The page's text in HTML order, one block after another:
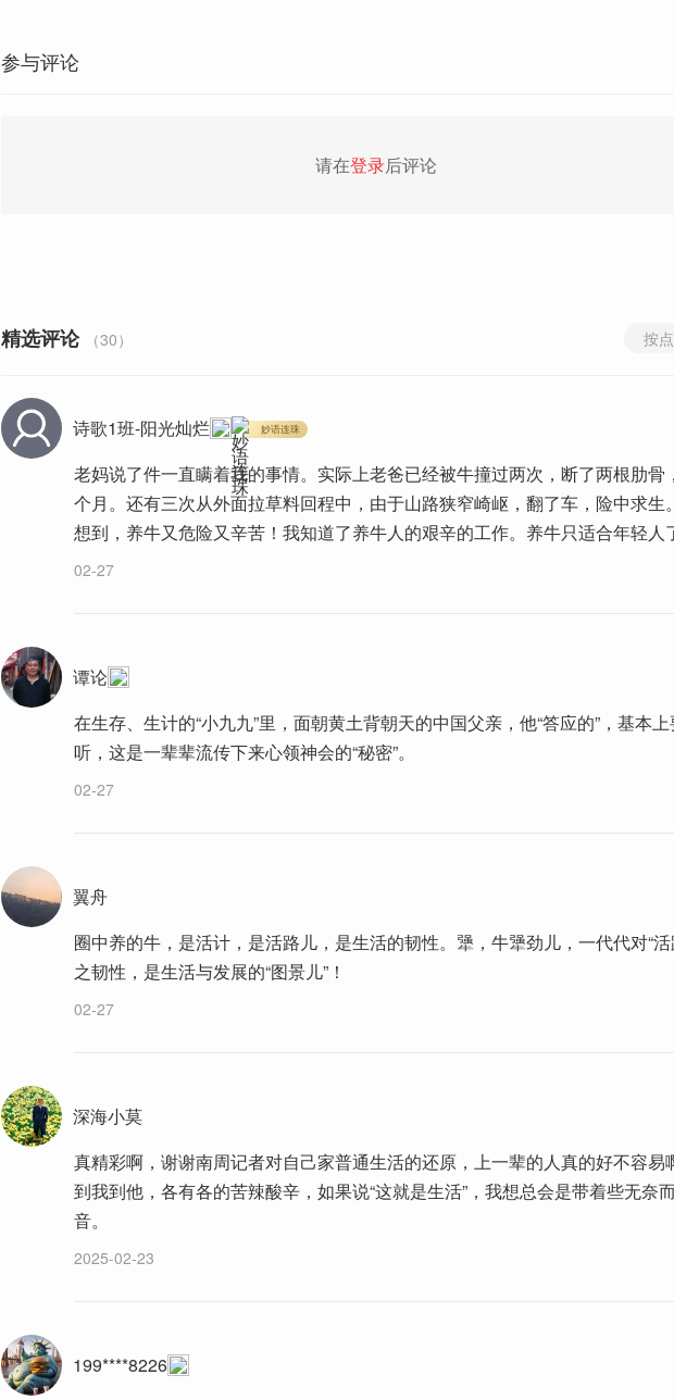
参与评论
请在登录后评论
精选评论 （30） 按
诗歌1班-阳光灿烂 妙语连珠
老妈说了件一直瞒着我的事情。实际上老爸已经被牛撞过两次，断了两根肋骨
个月。还有三次从外面拉草料回程中，由于山路狭窄崎岖，翻了车，险中求生
想到，养牛又危险又辛苦！我知道了养牛人的艰辛的工作。养牛只适合年轻人
02-27
谭论
在生存、生计的“小九九”里，面朝黄土背朝天的中国父亲，他“答应的”，基本
听，这是一辈辈流传下来心领神会的“秘密”。
02-27
翼舟
圈中养的牛，是活计，是活路儿，是生活的韧性。犟，牛犟劲儿，一代代对“活
之韧性，是生活与发展的“图景儿”！
02-27
深海小莫
真精彩啊，谢谢南周记者对自己家普通生活的还原，上一辈的人真的好不容易
到我到他，各有各的苦辣酸辛，如果说“这就是生活”，我想总会是带着些无奈
音。
2025-02-23
199****8226